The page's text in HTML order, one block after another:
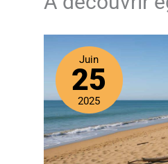
Juin
25
2025